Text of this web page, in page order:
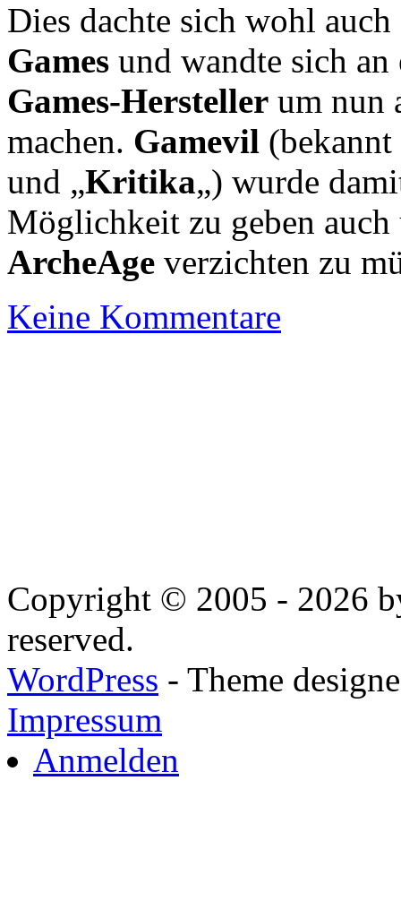
Dies dachte sich wohl
Games und wandte sich
Games-Hersteller um nun
machen. Gamevil
und „Kritika„) wurde
Möglichkeit zu geben
ArcheAge verzichten zu
Keine Kommentare
Copyright © 2005 - 2026
reserved.
WordPress - Theme
Impressum
Anmelden